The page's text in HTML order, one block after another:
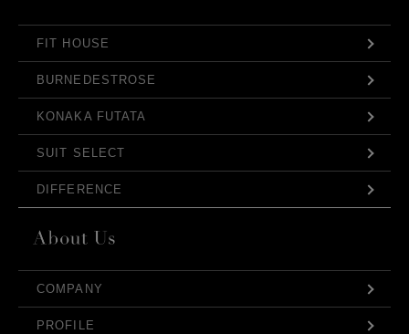
FIT HOUSE
BURNEDESTROSE
KONAKA FUTATA
SUIT SELECT
DIFFERENCE
COMPANY
PROFILE